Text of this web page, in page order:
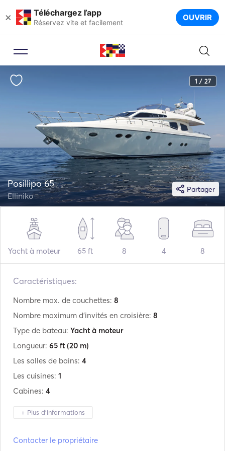
× Téléchargez l’app
Réservez vite et facilement OUVRIR
1 / 27
Partager
Posillipo 65
Elliniko
Yacht à moteur 65 ft 8 4 8
Caractéristiques:
Nombre max. de couchettes: 8
Nombre maximum d'invités en croisière: 8
Type de bateau: Yacht à moteur
Longueur: 65 ft (20 m)
Les salles de bains: 4
Les cuisines: 1
Cabines: 4
+ Plus d'informations
Contacter le propriétaire